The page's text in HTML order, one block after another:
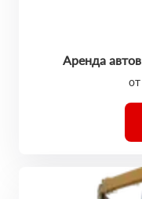
Аренда